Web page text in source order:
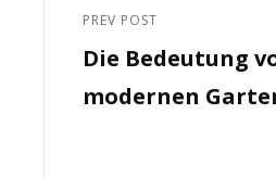
Previous
Post
PREV POST
Die Bedeutung
modernen